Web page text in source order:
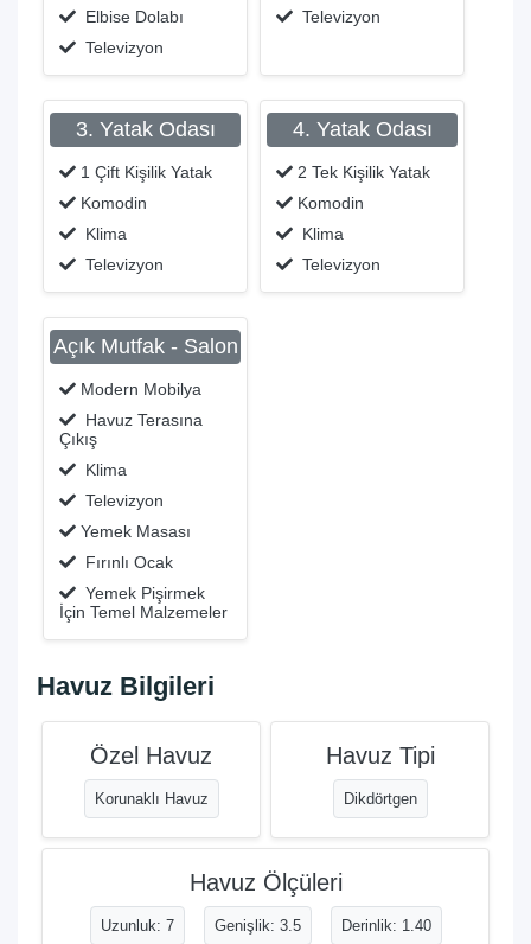
Elbise Dolabı
Televizyon
Televizyon
3. Yatak Odası
1 Çift Kişilik Yatak
Komodin
Klima
Televizyon
4. Yatak Odası
2 Tek Kişilik Yatak
Komodin
Klima
Televizyon
Açık Mutfak - Salon
Modern Mobilya
Havuz Terasına
Çıkış
Klima
Televizyon
Yemek Masası
Fırınlı Ocak
Yemek Pişirmek
İçin Temel Malzemeler
Havuz Bilgileri
Özel Havuz
Korunaklı Havuz
Havuz Tipi
Dikdörtgen
Havuz Ölçüleri
Uzunluk: 7 Genişlik: 3.5 Derinlik: 1.40